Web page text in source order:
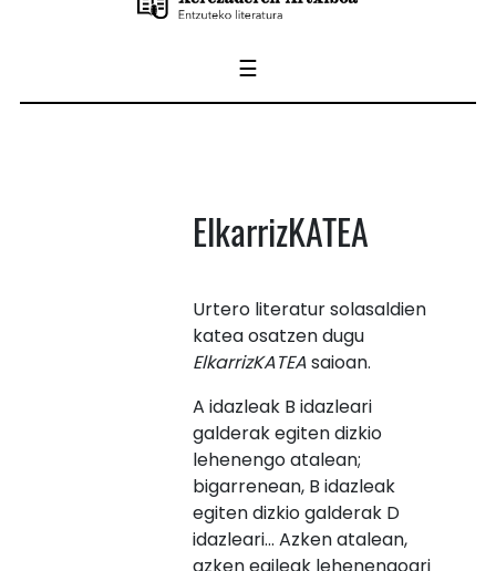
☰
ElkarrizKATEA
Urtero literatur solasaldien
katea osatzen dugu
ElkarrizKATEAsaioan.
A idazleak B idazleari
galderak egiten dizkio
lehenengo atalean;
bigarrenean, B idazleak
egiten dizkio galderak D
idazleari… Azken atalean,
azken egileak lehenengoari